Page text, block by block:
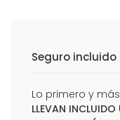
Seguro incluido
Lo primero y
LLEVAN